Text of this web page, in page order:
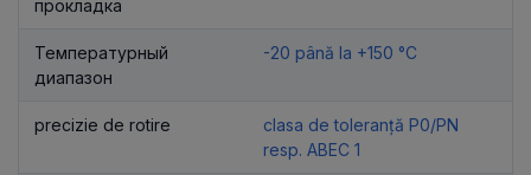
прокладка
Температурный
диапазон
-20 până la +150 °C
precizie de rotire
clasa de toleranță P0/PN
resp. ABEC 1